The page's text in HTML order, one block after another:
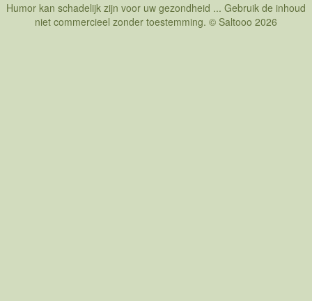
Humor kan schadelijk zijn voor uw gezondheid ... Gebruik de inhoud
niet commercieel zonder toestemming. © Saltooo 2026